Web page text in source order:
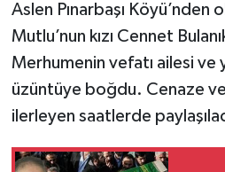
Aslen Pınarbaşı Köyü’nden
Mutlu’nun kızı Cennet
Merhumenin vefatı ailesi ve
üzüntüye boğdu. Cenaze
ilerleyen saatlerde